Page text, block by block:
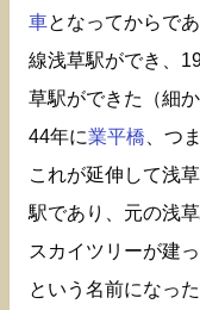
車となってからで
線浅草駅ができ、
草駅ができた（細
44年に業平橋 、つ
これが延伸して浅
駅であり、元の浅
スカイツリーが建
という名前になっ